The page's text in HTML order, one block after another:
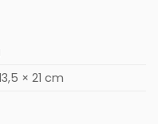
× 21 cm